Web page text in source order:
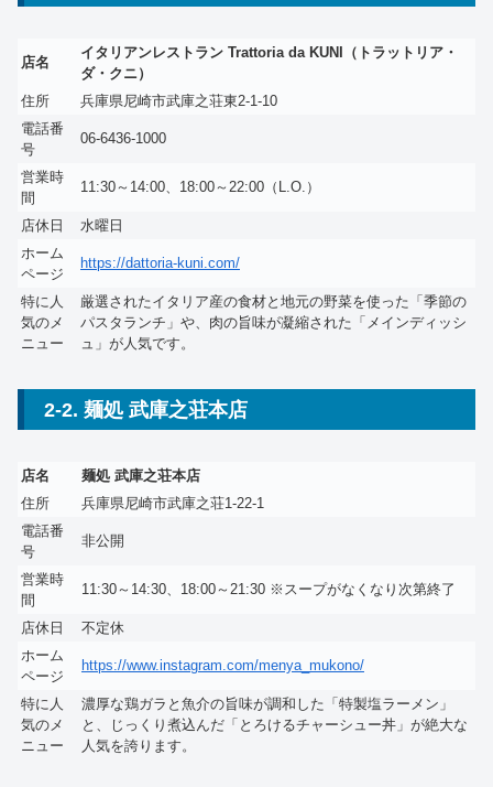
店名
イタリアンレストラン Trattoria da KUNI（トラットリア・
ダ・クニ）
住所
兵庫県尼崎市武庫之荘東2-1-10
電話番
号
06-6436-1000
営業時
間
11:30～14:00、18:00～22:00（L.O.）
店休日
水曜日
ホーム
ページ
https://dattoria-kuni.com/
特に人
気のメ
ニュー
厳選されたイタリア産の食材と地元の野菜を使った「季節の
パスタランチ」や、肉の旨味が凝縮された「メインディッシ
ュ」が人気です。
2-2. 麺処 武庫之荘本店
店名
麺処 武庫之荘本店
住所
兵庫県尼崎市武庫之荘1-22-1
電話番
号
非公開
営業時
間
11:30～14:30、18:00～21:30 ※スープがなくなり次第終了
店休日
不定休
ホーム
ページ
https://www.instagram.com/menya_mukono/
特に人
気のメ
ニュー
濃厚な鶏ガラと魚介の旨味が調和した「特製塩ラーメン」
と、じっくり煮込んだ「とろけるチャーシュー丼」が絶大な
人気を誇ります。